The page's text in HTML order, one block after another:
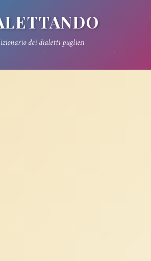
dei dialetti pugliesi